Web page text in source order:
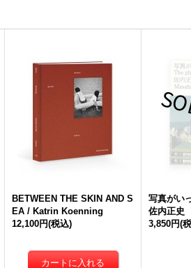
BETWEEN THE SKIN AND S
EA / Katrin Koenning
12,100円(税込)
写真がい
佐内正史
3,850円(